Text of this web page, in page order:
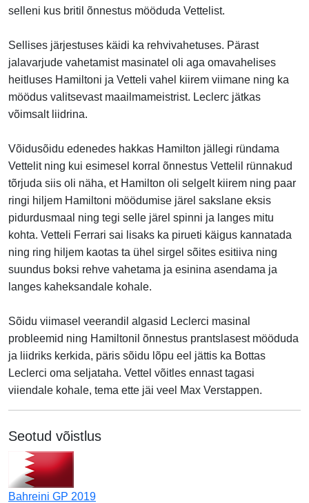
selleni kus britil õnnestus mööduda Vettelist.
Sellises järjestuses käidi ka rehvivahetuses. Pärast
jalavarjude vahetamist masinatel oli aga omavahelises
heitluses Hamiltoni ja Vetteli vahel kiirem viimane ning ka
möödus valitsevast maailmameistrist. Leclerc jätkas
võimsalt liidrina.
Võidusõidu edenedes hakkas Hamilton jällegi ründama
Vettelit ning kui esimesel korral õnnestus Vettelil rünnakud
tõrjuda siis oli näha, et Hamilton oli selgelt kiirem ning paar
ringi hiljem Hamiltoni möödumise järel sakslane eksis
pidurdusmaal ning tegi selle järel spinni ja langes mitu
kohta. Vetteli Ferrari sai lisaks ka pirueti käigus kannatada
ning ring hiljem kaotas ta ühel sirgel sõites esitiiva ning
suundus boksi rehve vahetama ja esinina asendama ja
langes kaheksandale kohale.
Sõidu viimasel veerandil algasid Leclerci masinal
probleemid ning Hamiltonil õnnestus prantslasest mööduda
ja liidriks kerkida, päris sõidu lõpu eel jättis ka Bottas
Leclerci oma seljataha. Vettel võitles ennast tagasi
viiendale kohale, tema ette jäi veel Max Verstappen.
Seotud võistlus
Bahreini GP 2019